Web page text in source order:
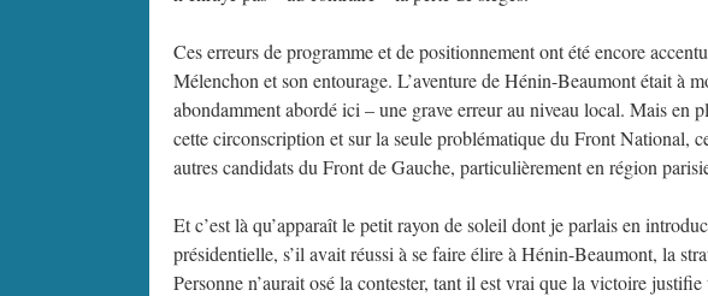
Ces erreurs de programme et de positionnement ont été encore
Mélenchon et son entourage. L’aventure de Hénin-Beaumont était à
abondamment abordé ici – une grave erreur au niveau local. Mais en
cette circonscription et sur la seule problématique du Front National,
autres candidats du Front de Gauche, particulièrement en région
Et c’est là qu’apparaît le petit rayon de soleil dont je parlais en
présidentielle, s’il avait réussi à se faire élire à Hénin-Beaumont, la
Personne n’aurait osé la contester, tant il est vrai que la victoire